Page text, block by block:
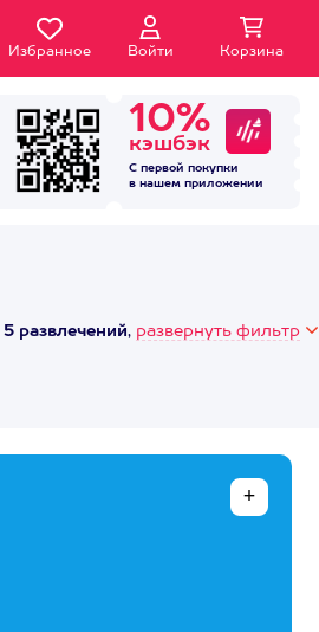
Избранное Войти Корзина
10%
кэшбэк
С первой покупки
в нашем приложении
5 развлечений, развернуть фильтр